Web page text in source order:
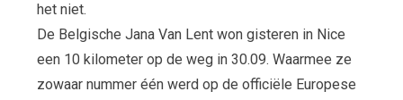
het niet.
De Belgische Jana Van Lent won gisteren in Nice
een 10 kilometer op de weg in 30.09. Waarmee ze
zowaar nummer één werd op de officiële Europese